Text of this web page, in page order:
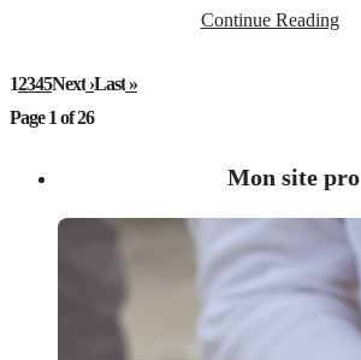
Continue Reading
12345Next ›Last»
Page 1 of 26
Mon site pro